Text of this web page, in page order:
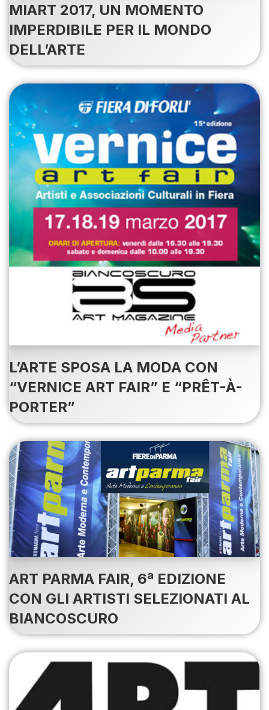
MIART 2017, UN MOMENTO
IMPERDIBILE PER IL MONDO
DELL’ARTE
L’ARTE SPOSA LA MODA CON
“VERNICE ART FAIR” E “PRÊT-À-
PORTER”
ART PARMA FAIR, 6ª EDIZIONE
CON GLI ARTISTI SELEZIONATI AL
BIANCOSCURO